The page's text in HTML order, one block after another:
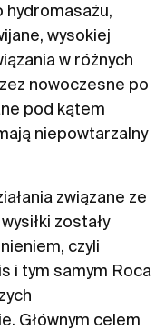
hydromasażu,
wysokiej
w różnych
nowoczesne po
pod kątem
niepowtarzalny
związane ze
zostały
czyli
i tym samym Roca
Głównym celem